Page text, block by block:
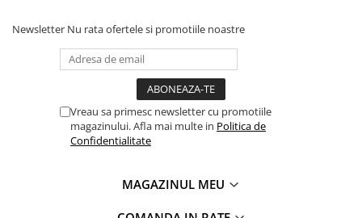
Newsletter Nu rata ofertele si promotiile noastre
Vreau sa primesc newsletter cu promotiile
magazinului. Afla mai multe in Politica de
Confidentialitate
MAGAZINUL MEU